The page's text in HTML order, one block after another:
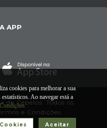
APP
Cepelos. Todos os
e Condições
cookies para melhorar a sua
Ao navegar está a
Aceitar